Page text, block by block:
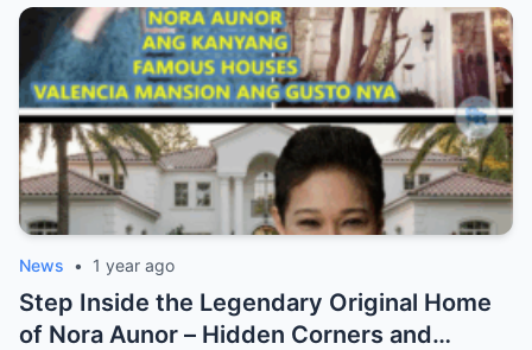
News • 1 year ago
Step Inside the Legendary Original Home
of Nora Aunor – Hidden Corners and